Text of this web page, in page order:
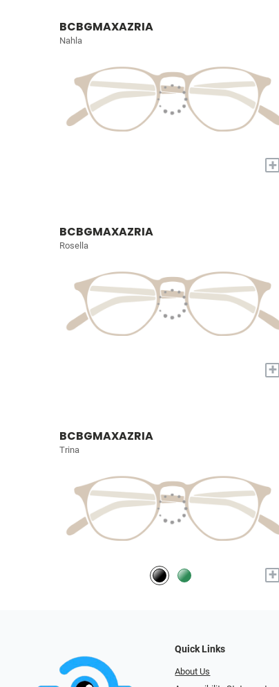
BCBGMAXAZRIA
Nahla
+
BCBGMAXAZRIA
Rosella
+
BCBGMAXAZRIA
Trina
+
Quick Links
About Us